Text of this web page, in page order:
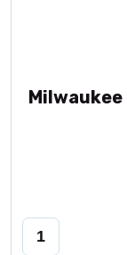
Milwaukee